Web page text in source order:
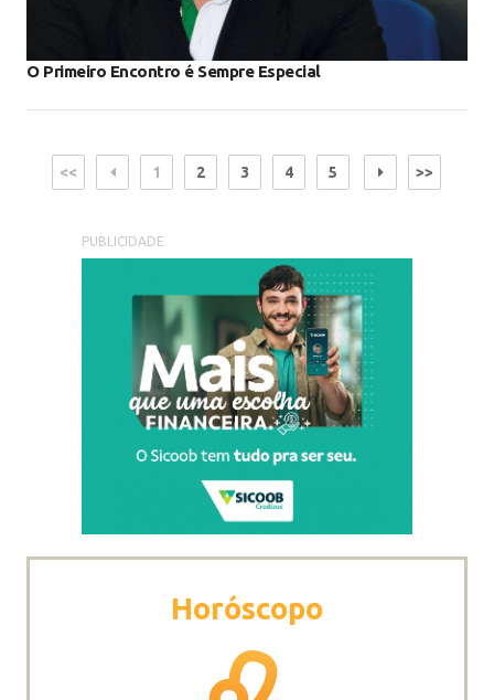
O Primeiro Encontro é Sempre Especial
<< 1 2 3 4 5 >>
PUBLICIDADE
Horóscopo